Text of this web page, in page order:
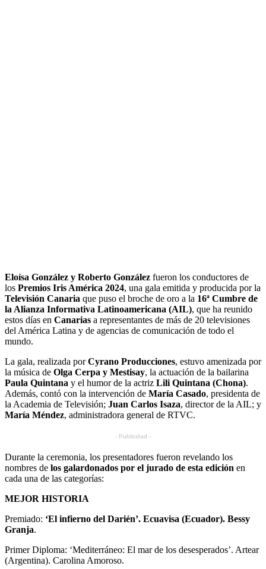
Eloísa González y Roberto González fueron los conductores de
los Premios Iris América 2024, una gala emitida y producida por la
Televisión Canaria que puso el broche de oro a la 16ª Cumbre de
la Alianza Informativa Latinoamericana (AIL), que ha reunido
estos días en Canarias a representantes de más de 20 televisiones
del América Latina y de agencias de comunicación de todo el
mundo.
La gala, realizada porCyrano Producciones, estuvo amenizada por
la música de Olga Cerpa y Mestisay, la actuación de la bailarina
Paula Quintana y el humor de la actriz Lili Quintana (Chona).
Además, contó con la intervención de María Casado, presidenta de
la Academia de Televisión; Juan Carlos Isaza, director de la AIL; y
María Méndez, administradora general de RTVC.
- Publicidad -
Durante la ceremonia, los presentadores fueron revelando los
nombres de los galardonados por el jurado de esta edición en
cada una de las categorías:
MEJOR HISTORIA
Premiado: ‘El infierno del Darién’. Ecuavisa (Ecuador). Bessy
Granja.
Primer Diploma: ‘Mediterráneo: El mar de los desesperados’. Artear
(Argentina). Carolina Amoroso.